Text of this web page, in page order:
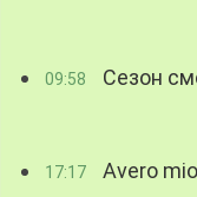
09:58 Сезон
17:17 Avero